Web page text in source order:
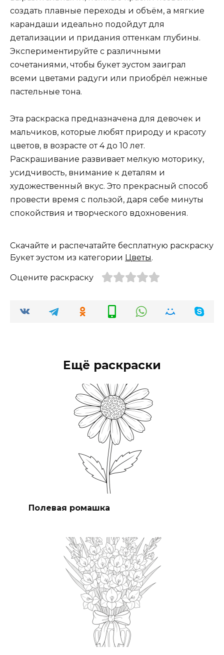
создать плавные переходы и объём, а мягкие
карандаши идеально подойдут для
детализации и придания оттенкам глубины.
Экспериментируйте с различными
сочетаниями, чтобы букет эустом заиграл
всеми цветами радуги или приобрёл нежные
пастельные тона.
Эта раскраска предназначена для девочек и
мальчиков, которые любят природу и красоту
цветов, в возрасте от 4 до 10 лет.
Раскрашивание развивает мелкую моторику,
усидчивость, внимание к деталям и
художественный вкус. Это прекрасный способ
провести время с пользой, даря себе минуты
спокойствия и творческого вдохновения.
Скачайте и распечатайте бесплатную раскраску
Букет эустом из категории Цветы.
Оцените раскраску
Ещё раскраски
Полевая ромашка